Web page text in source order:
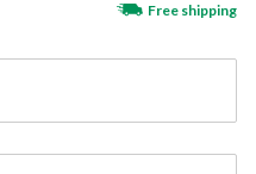
Free shipping